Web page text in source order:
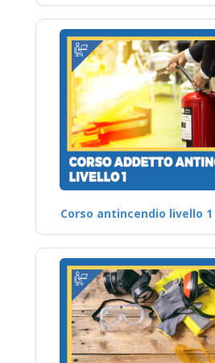
Corso antincendio livello